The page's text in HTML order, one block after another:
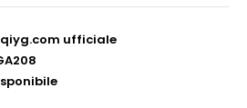
ufficiale